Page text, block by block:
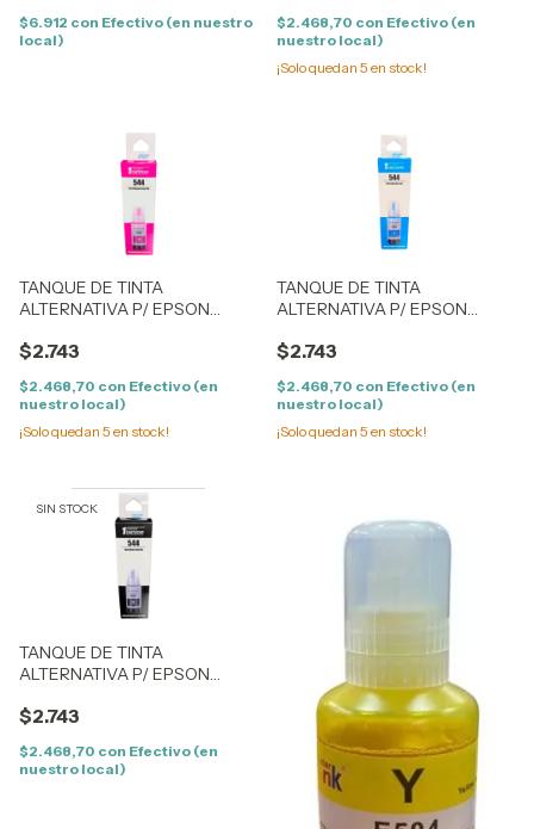
$6.912 con Efectivo (en nuestro
local)
$2.468,70 con Efectivo (en
nuestro local)
¡Solo quedan 5 en stock!
TANQUE DE TINTA
ALTERNATIVA P/ EPSON
(T544320) - MAGENTA
$2.743
$2.468,70 con Efectivo (en
nuestro local)
¡Solo quedan 5 en stock!
TANQUE DE TINTA
ALTERNATIVA P/ EPSON
(T544220) - CYAN
$2.743
$2.468,70 con Efectivo (en
nuestro local)
¡Solo quedan 5 en stock!
SIN STOCK
TANQUE DE TINTA
ALTERNATIVA P/ EPSON
(T544120) - NEGRO
$2.743
$2.468,70 con Efectivo (en
nuestro local)